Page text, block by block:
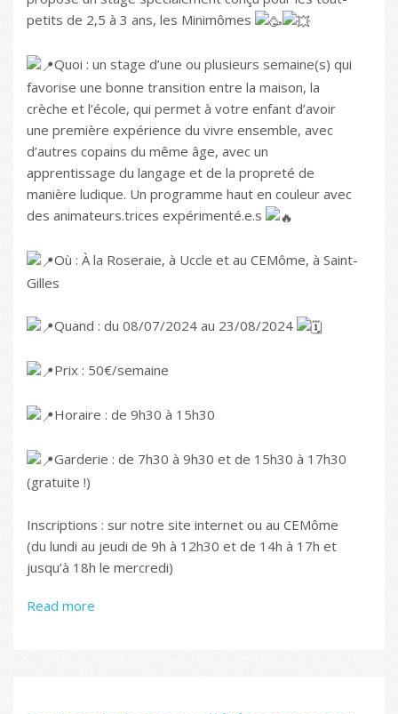
petits de 2,5 à 3 ans, les Minimômes
Quoi : un stage d’une ou plusieurs semaine(s) qui
favorise une bonne transition entre la maison, la
crèche et l’école, qui permet à votre enfant d’avoir
une première expérience du vivre ensemble, avec
d’autres copains du même âge, avec un
apprentissage du langage et de la propreté de
manière ludique. Un programme haut en couleur avec
des animateurs.trices expérimenté.e.s
Où : À la Roseraie, à Uccle et au CEMôme, à Saint-
Gilles
Quand : du 08/07/2024 au 23/08/2024
Prix : 50€/semaine
Horaire : de 9h30 à 15h30
Garderie : de 7h30 à 9h30 et de 15h30 à 17h30
(gratuite !)
Inscriptions : sur notre site internet ou au CEMôme
(du lundi au jeudi de 9h à 12h30 et de 14h à 17h et
jusqu’à 18h le mercredi)
Read more